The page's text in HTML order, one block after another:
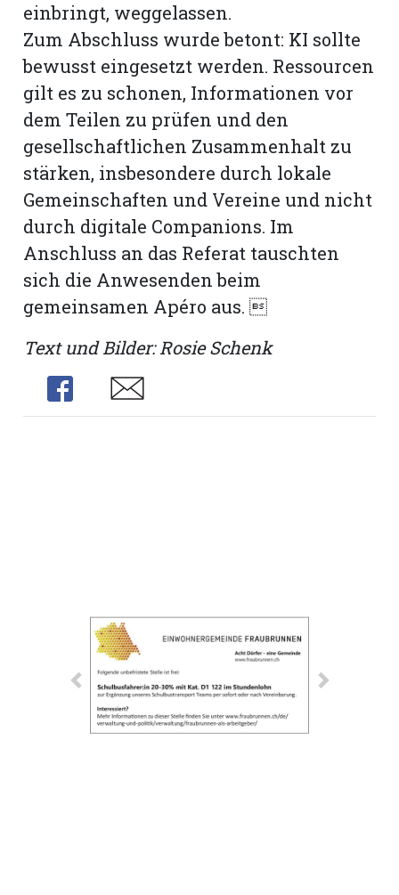
einbringt, weggelassen.
Zum Abschluss wurde betont: KI sollte
bewusst eingesetzt werden. Ressourcen
gilt es zu schonen, Informationen vor
dem Teilen zu prüfen und den
gesellschaftlichen Zusammenhalt zu
stärken, insbesondere durch lokale
Gemeinschaften und Vereine und nicht
durch digitale Companions. Im
Anschluss an das Referat tauschten
sich die Anwesenden beim
gemeinsamen Apéro aus. 
Text und Bilder: Rosie Schenk
Share
Share